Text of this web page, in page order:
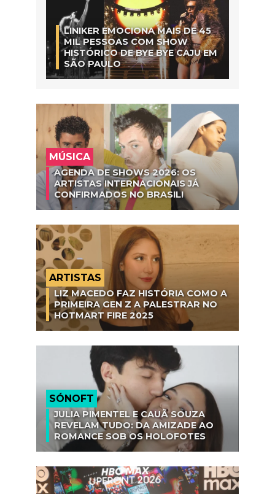
LINIKER EMOCIONA MAIS DE 45
MIL PESSOAS COM SHOW
HISTÓRICO DE BYE BYE CAJU EM
SÃO PAULO
MÚSICA
AGENDA DE SHOWS 2026: OS
ARTISTAS INTERNACIONAIS JÁ
CONFIRMADOS NO BRASIL!
ARTISTAS
LIZ MACEDO FAZ HISTÓRIA COMO A
PRIMEIRA GEN Z A PALESTRAR NO
HOTMART FIRE 2025
SÓNOFT
JULIA PIMENTEL E CAUÃ SOUZA
REVELAM TUDO: DA AMIZADE AO
ROMANCE SOB OS HOLOFOTES